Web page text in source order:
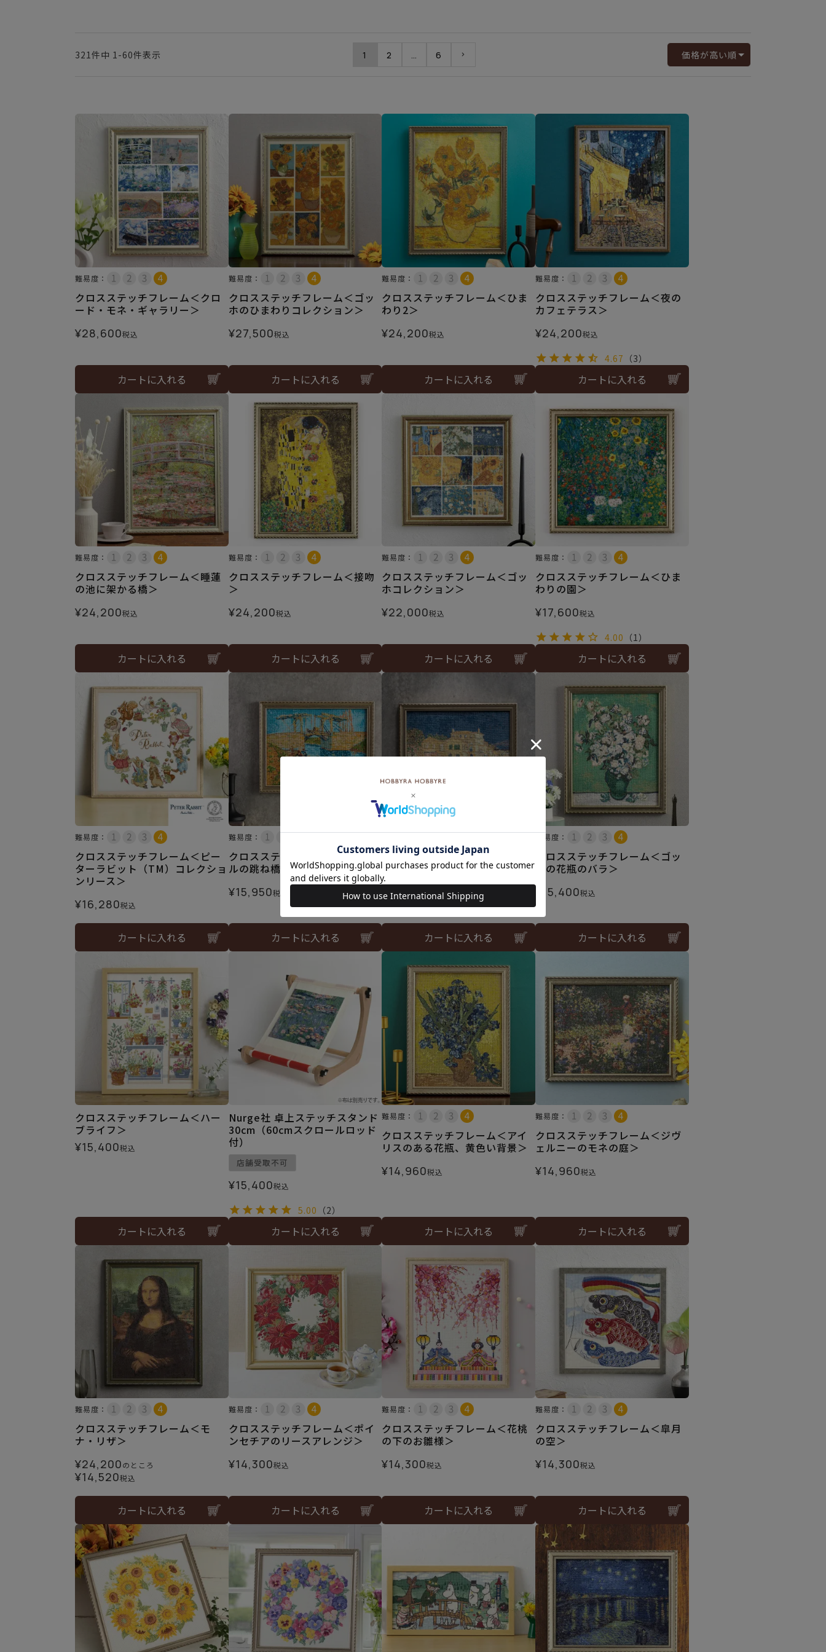
価格が高い順
321 件中 1 -60件表示 1 2 6
難易度：
クロスステッチフレーム＜クロ
ード・モネ・ギャラリー＞
¥28,600税込
カートに入れる
難易度：
クロスステッチフレーム＜ゴッ
ホのひまわりコレクション＞
¥27,500税込
カートに入れる
難易度：
クロスステッチフレーム＜ひま
わり2＞
¥24,200税込
カートに入れる
難易度：
クロスステッチフレーム＜夜の
カフェテラス＞
¥24,200税込
4.67 （3）
カートに入れる
難易度：
クロスステッチフレーム＜睡蓮
の池に架かる橋＞
¥24,200税込
カートに入れる
難易度：
クロスステッチフレーム＜接吻
＞
¥24,200税込
カートに入れる
難易度：
クロスステッチフレーム＜ゴッ
ホコレクション＞
¥22,000税込
カートに入れる
難易度：
クロスステッチフレーム＜ひま
わりの園＞
¥17,600税込
4.00 （1）
カートに入れる
難易度：
クロスステッチフレーム＜ピー
ターラビット（TM）コレクショ
ンリース＞
¥16,280税込
カートに入れる
難易度：
クロスステッチフレーム＜アル
ルの跳ね橋＞
¥15,950税込
カートに入れる
クロスステッチフレーム＜黄色
い家＞
¥ 15,950税込
カートに入れる
難易度：
クロスステッチフレーム＜ゴッ
ホの花瓶のバラ＞
15,400税込
カートに入れる
クロスステッチフレーム＜ハー
ブライフ＞
¥15,400税込
カートに入れる
Nurge社 卓上ステッチスタンド
30cm（60cmスクロールロッド
付）
店舗受取不可
¥15,400税込
5.00 （2）
カートに入れる
難易度：
クロスステッチフレーム＜アイ
リスのある花瓶、黄色い背景＞
¥14,960税込
カートに入れる
難易度：
クロスステッチフレーム＜ジヴ
ェルニーのモネの庭＞
¥14,960税込
カートに入れる
難易度：
クロスステッチフレーム＜モ
ナ・リザ＞
¥24,200のところ
¥14,520税込
カートに入れる
難易度：
クロスステッチフレーム＜ポイ
ンセチアのリースアレンジ＞
¥14,300税込
カートに入れる
難易度：
クロスステッチフレーム＜花桃
の下のお雛様＞
¥14,300税込
カートに入れる
難易度：
クロスステッチフレーム＜皐月
の空＞
¥14,300税込
カートに入れる